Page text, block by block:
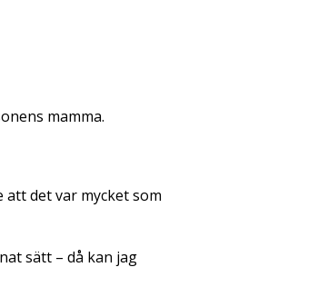
mamma.
det var mycket som
sätt – då kan jag